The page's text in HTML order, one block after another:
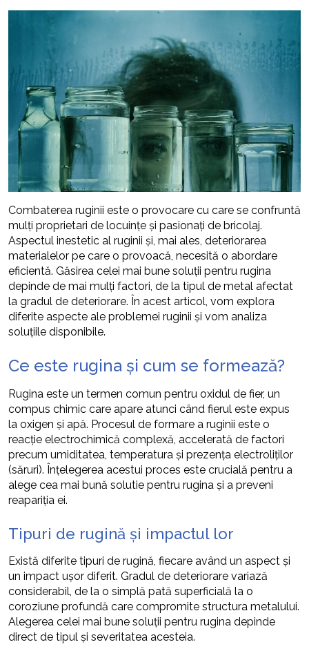
Combaterea ruginii este o provocare cu care se confruntă
mulți proprietari de locuințe și pasionați de bricolaj.
Aspectul inestetic al ruginii și, mai ales, deteriorarea
materialelor pe care o provoacă, necesită o abordare
eficientă. Găsirea celei mai bune soluții pentru rugina
depinde de mai mulți factori, de la tipul de metal afectat
la gradul de deteriorare. În acest articol, vom explora
diferite aspecte ale problemei ruginii și vom analiza
soluțiile disponibile.
Ce este rugina și cum se formează?
Rugina este un termen comun pentru oxidul de fier, un
compus chimic care apare atunci când fierul este expus
la oxigen și apă. Procesul de formare a ruginii este o
reacție electrochimică complexă, accelerată de factori
precum umiditatea, temperatura și prezența electroliților
(săruri). Înțelegerea acestui proces este crucială pentru a
alege cea mai bună solutie pentru rugina și a preveni
reapariția ei.
Tipuri de rugină și impactul lor
Există diferite tipuri de rugină, fiecare având un aspect și
un impact ușor diferit. Gradul de deteriorare variază
considerabil, de la o simplă pată superficială la o
coroziune profundă care compromite structura metalului.
Alegerea celei mai bune soluții pentru rugina depinde
direct de tipul și severitatea acesteia.